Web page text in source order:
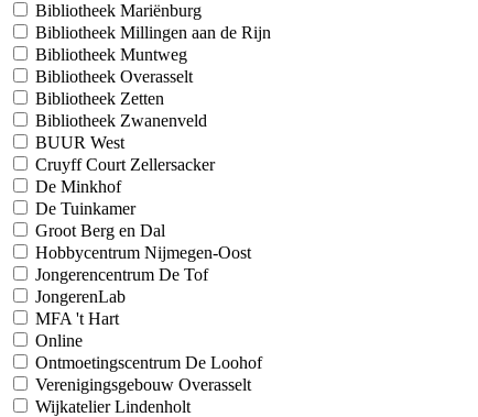
Bibliotheek Mariënburg
Bibliotheek Millingen aan de Rijn
Bibliotheek Muntweg
Bibliotheek Overasselt
Bibliotheek Zetten
Bibliotheek Zwanenveld
BUUR West
Cruyff Court Zellersacker
De Minkhof
De Tuinkamer
Groot Berg en Dal
Hobbycentrum Nijmegen-Oost
Jongerencentrum De Tof
JongerenLab
MFA 't Hart
Online
Ontmoetingscentrum De Loohof
Verenigingsgebouw Overasselt
Wijkatelier Lindenholt